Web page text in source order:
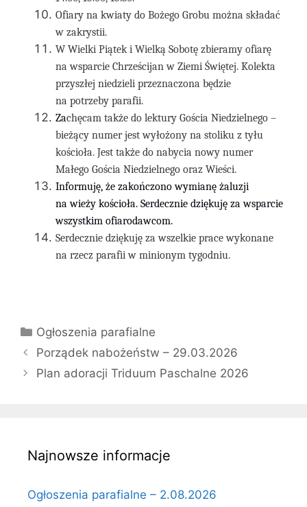
Ofiary na kwiaty do Bożego Grobu można składać
w zakrystii.
W Wielki Piątek i Wielką Sobotę zbieramy ofiarę
na wsparcie Chrześcijan w Ziemi Świętej. Kolekta
przyszłej niedzieli przeznaczona będzie
na potrzeby parafii.
Zachęcam także do lektury Gościa Niedzielnego –
bieżący numer jest wyłożony na stoliku z tyłu
kościoła. Jest także do nabycia nowy numer
Małego Gościa Niedzielnego oraz Wieści.
Informuję, że zakończono wymianę żaluzji
na wieży kościoła. Serdecznie dziękuję za wsparcie
wszystkim ofiarodawcom.
Serdecznie dziękuję za wszelkie prace wykonane
na rzecz parafii w minionym tygodniu.
Kategorie
Ogłoszenia parafialne
Porządek nabożeństw – 29.03.2026
Plan adoracji Triduum Paschalne 2026
Najnowsze informacje
Ogłoszenia parafialne – 2.08.2026